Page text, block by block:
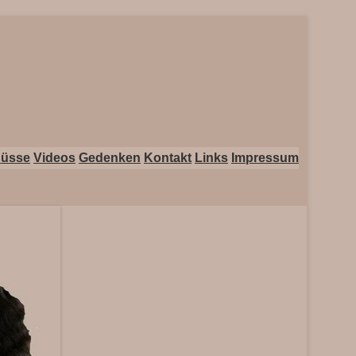
Videos Gedenken Kontakt Links Impressum